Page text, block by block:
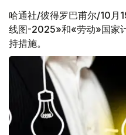
哈通社/彼得罗巴甫尔/10月
线图-2025»和«劳动»国家
持措施。